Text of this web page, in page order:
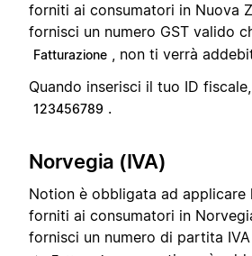
forniti ai consumatori in Nuova
fornisci un numero GST valido
Fatturazione , non ti verrà
Quando inserisci il tuo ID
123456789 .
Norvegia (IVA)
Notion è obbligata ad
forniti ai consumatori in
fornisci un numero di partita